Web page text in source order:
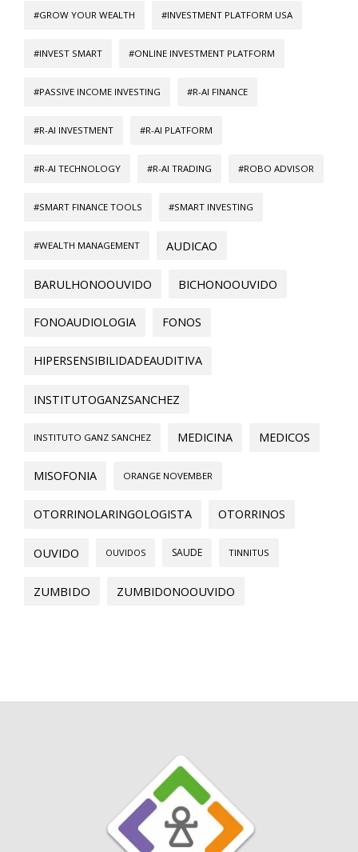
#GROW YOUR WEALTH #INVESTMENT PLATFORM USA
#INVEST SMART #ONLINE INVESTMENT PLATFORM
#PASSIVE INCOME INVESTING #R-AI FINANCE
#R-AI INVESTMENT #R-AI PLATFORM
#R-AI TECHNOLOGY #R-AI TRADING #ROBO ADVISOR
#SMART FINANCE TOOLS #SMART INVESTING
#WEALTH MANAGEMENT AUDICAO
BARULHONOOUVIDO BICHONOOUVIDO
FONOAUDIOLOGIA FONOS
HIPERSENSIBILIDADEAUDITIVA
INSTITUTOGANZSANCHEZ
INSTITUTO GANZ SANCHEZ MEDICINA MEDICOS
MISOFONIA ORANGE NOVEMBER
OTORRINOLARINGOLOGISTA OTORRINOS
OUVIDO OUVIDOS SAUDE TINNITUS
ZUMBIDO ZUMBIDONOOUVIDO